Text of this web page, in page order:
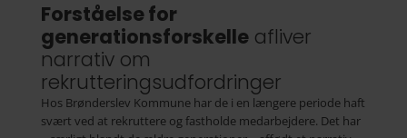
Forståelse for
generationsforskelleafliver
narrativ om
rekrutteringsudfordringer
Hos Brønderslev Kommune har de i en længere periode haft
svært ved at rekruttere og fastholde medarbejdere. Det har